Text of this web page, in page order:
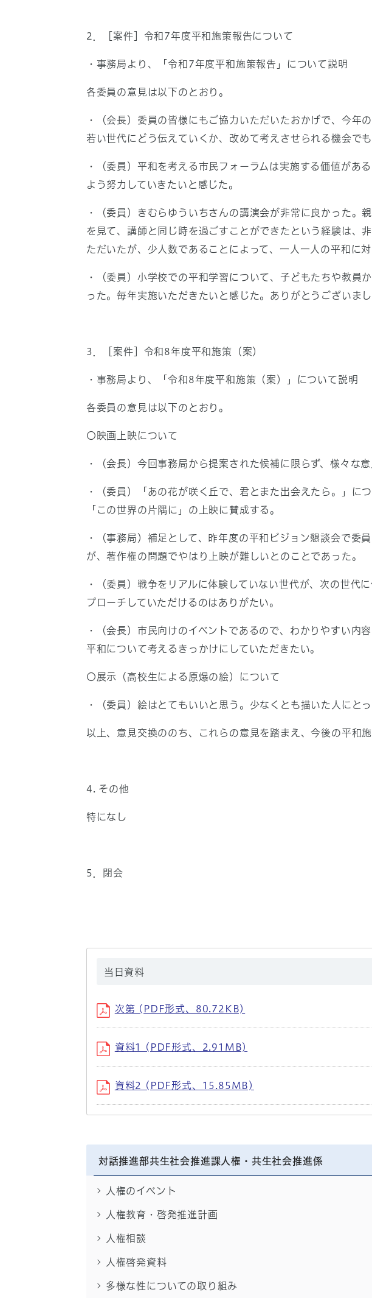
2．［案件］令和7年度平和施策報告について
・事務局より、「令和7年度平和施策報告」について説明
各委員の意見は以下のとおり。
・（会長）委員の皆様にもご協力いただいたおかげで、今年
若い世代にどう伝えていくか、改めて考えさせられる機会で
・（委員）平和を考える市民フォーラムは実施する価値があ
よう努力していきたいと感じた。
・（委員）きむらゆういちさんの講演会が非常に良かった。
を見て、講師と同じ時を過ごすことができたという経験は、
ただいたが、少人数であることによって、一人一人の平和に
・（委員）小学校での平和学習について、子どもたちや教員
った。毎年実施いただきたいと感じた。ありがとうございまし
3．［案件］令和8年度平和施策（案）
・事務局より、「令和8年度平和施策（案）」について説明
各委員の意見は以下のとおり。
〇映画上映について
・（会長）今回事務局から提案された候補に限らず、様々な意
・（委員）「あの花が咲く丘で、君とまた出会えたら。」に
「この世界の片隅に」の上映に賛成する。
・（事務局）補足として、昨年度の平和ビジョン懇談会で委
が、著作権の問題でやはり上映が難しいとのことであった。
・（委員）戦争をリアルに体験していない世代が、次の世代
プローチしていただけるのはありがたい。
・（会長）市民向けのイベントであるので、わかりやすい内
平和について考えるきっかけにしていただきたい。
〇展示（高校生による原爆の絵）について
・（委員）絵はとてもいいと思う。少なくとも描いた人にと
以上、意見交換ののち、これらの意見を踏まえ、今後の平和
4. その他
特になし
5．閉会
当日資料
次第 (PDF形式、80.72KB)
資料1 (PDF形式、2.91MB)
資料2 (PDF形式、15.85MB)
対話推進部共生社会推進課人権・共生社会推進係
人権のイベント
人権教育・啓発推進計画
人権相談
人権啓発資料
多様な性についての取り組み